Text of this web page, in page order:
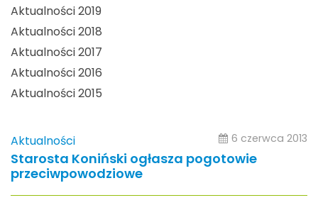
Aktualności 2019
Aktualności 2018
Aktualności 2017
Aktualności 2016
Aktualności 2015
Aktualności 6 czerwca 2013
Starosta Koniński ogłasza pogotowie
przeciwpowodziowe